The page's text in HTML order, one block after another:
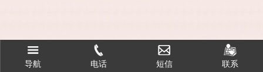
导航 电话 短信 联系